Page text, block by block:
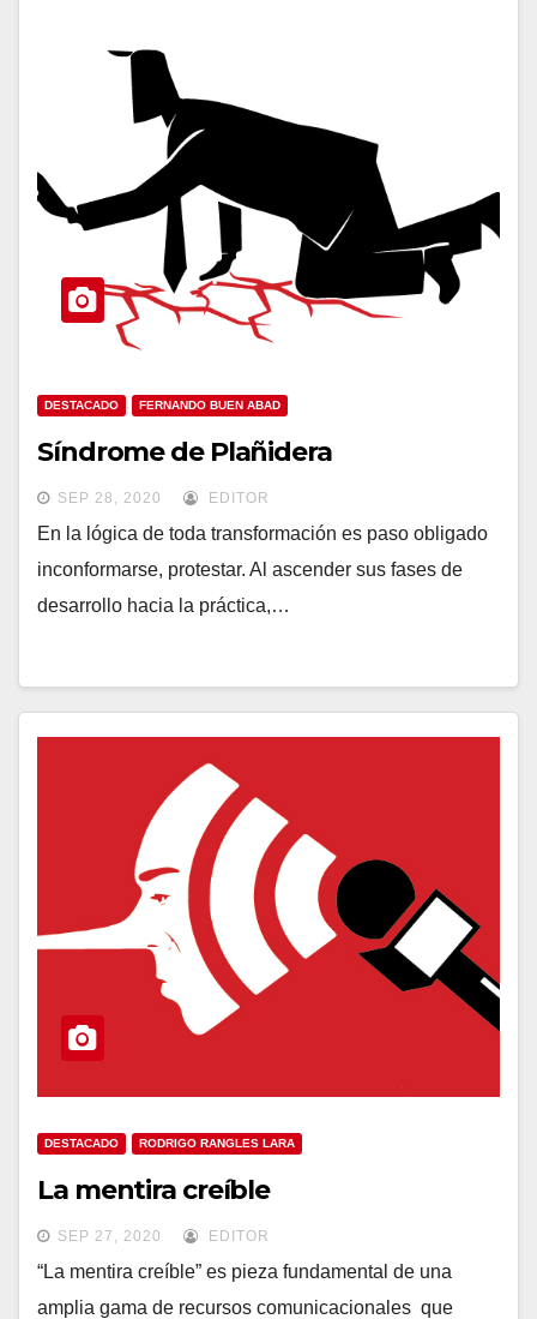
DESTACADO FERNANDO BUEN ABAD
Síndrome de Plañidera
SEP 28, 2020 EDITOR
En la lógica de toda transformación es paso obligado
inconformarse, protestar. Al ascender sus fases de
desarrollo hacia la práctica,…
DESTACADO RODRIGO RANGLES LARA
La mentira creíble
SEP 27, 2020 EDITOR
“La mentira creíble” es pieza fundamental de una
amplia gama de recursos comunicacionales que